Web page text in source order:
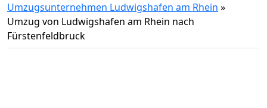
Umzugsunternehmen Ludwigshafen am Rhein »
Umzug von Ludwigshafen am Rhein nach
Fürstenfeldbruck